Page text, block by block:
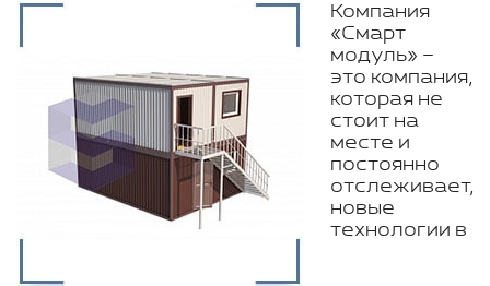
Компания
«Смарт
модуль» –
это компания,
которая не
стоит на
месте и
постоянно
отслеживает,
новые
технологии в